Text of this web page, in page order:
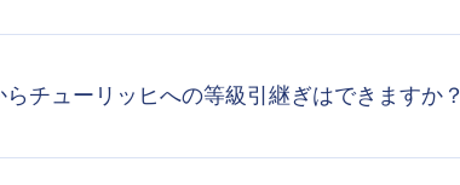
らチューリッヒへの等級引継ぎはできますか？